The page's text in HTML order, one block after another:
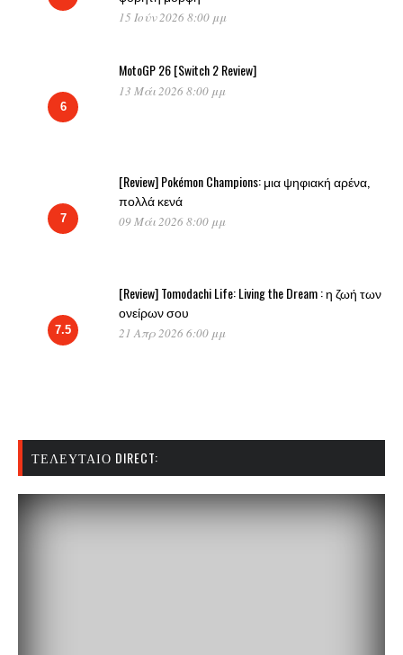
15 Ιούν 2026 8:00 μμ
6
MotoGP 26 [Switch 2 Review]
13 Μάι 2026 8:00 μμ
7
[Review] Pokémon Champions: μια ψηφιακή αρένα,
πολλά κενά
09 Μάι 2026 8:00 μμ
7.5
[Review] Tomodachi Life: Living the Dream : η ζωή των
ονείρων σου
21 Απρ 2026 6:00 μμ
ΤΕΛΕΥΤΑΊΟ DIRECT: